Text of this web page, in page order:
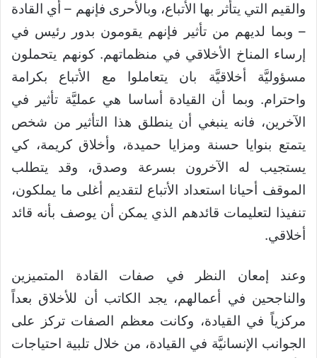
والقيم التي يتأثر بها الأتباع، وبالأحرى فإنهم – أي القادة
– وبما لديهم من تأثير فإنهم يقومون بدور رئيس في
إرساء المناخ الأخلاقي في منظماتهم. كونهم يتحملون
مسؤوليَّة أخلاقيَّة بان يتعاملوا مع الأتباع بكرامة
واحترام. وبما أن القيادة أساسا هي عمليَّة تأثير في
الآخرين، فانه ينبغي أن ينطلق هذا التأثير من شخص
يتمتع بنوايا حسنة ومزايا حميدة، وأخلاق كريمة، كي
يستجيب له الآخرون بسرعة وصدق، وقد يتطلب
الموقف أحيانا استعداد الأتباع لتقديم أغلى ما يملكون،
تنفيذا لتعليمات قائدهم الذي يمكن أن يوصف بأنه قائد
أخلاقي.
وعند إمعان النظر في صفات القادة المتميزين
والناجحين في أعمالهم، يجد الكاتب أن للأخلاق بعداً
مركزياً في القيادة، وكانت معظم الصفات تركز على
الجوانب الإنسانيَّة في القيادة، من خلال تلبية احتياجات